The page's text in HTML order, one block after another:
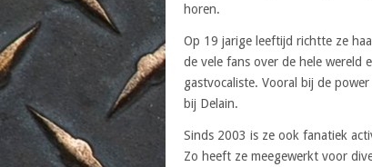
horen.
Op 19 jarige leeftijd richtte ze
de vele fans over de hele wereld
gastvocaliste. Vooral bij de
bij Delain.
Sinds 2003 is ze ook fanatiek
Zo heeft ze meegewerkt voor